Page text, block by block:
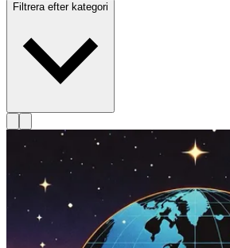
Filtrera efter kategori